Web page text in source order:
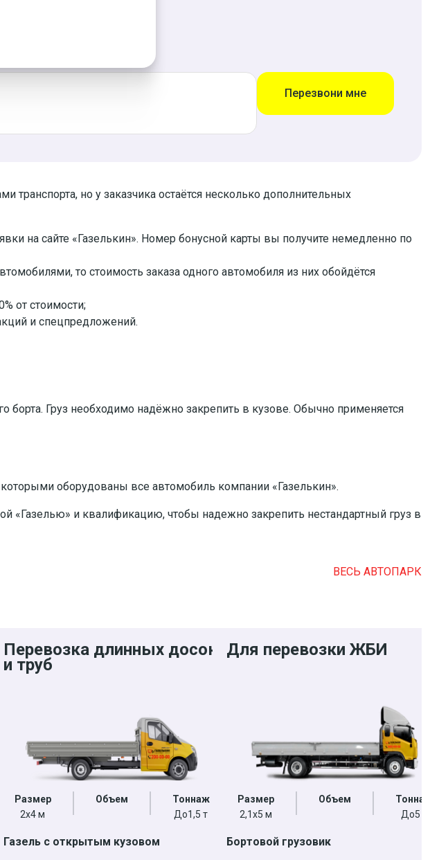
Перезвони мне
но у заказчика остаётся несколько дополнительных
на сайте «Газелькин». Номер бонусной карты вы получите немедленно по
то стоимость заказа одного автомобиля из них обойдётся
от стоимости;
и спецпредложений.
борта. Груз необходимо надёжно закрепить в кузове. Обычно применяется
оборудованы все автомобиль компании «Газелькин».
«Газелью» и квалификацию, чтобы надежно закрепить нестандартный груз в
ВЕСЬ АВТОПАРК
Перевозка длинных досок
и труб
Размер
2х4 м
Объем
Тоннаж
До1,5 т
Газель с открытым кузовом
Для перевозки ЖБИ
Размер
2,1х5 м
Объем
Тоннаж
До5 т
Бортовой грузовик